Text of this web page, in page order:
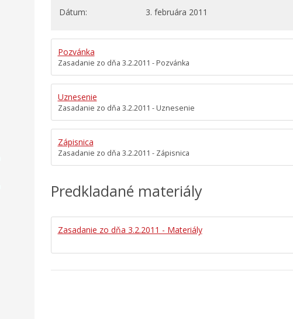
Dátum 3. februára 2011
Pozvánka
Zasadanie zo dňa 3.2.2011 - Pozvánka
Uznesenie
Zasadanie zo dňa 3.2.2011 - Uznesenie
Zápisnica
Zasadanie zo dňa 3.2.2011 - Zápisnica
Predkladané materiály
Zasadanie zo dňa 3.2.2011 - Materiály